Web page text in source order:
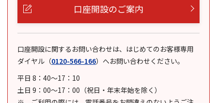
口座開設のご案内
口座開設に関するお問い合わせは、はじめてのお客様専用
ダイヤル （0120-566-166） へお問い合わせください。
平日 8：40～17：10
土日 9：00～17：00（祝日・年末年始を除く）